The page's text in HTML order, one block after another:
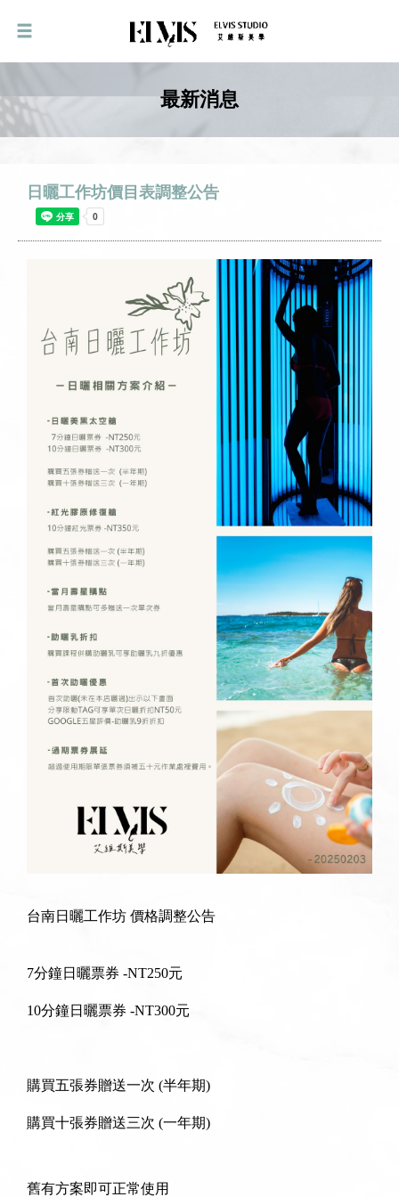
最新消息
日曬工作坊價目表調整公告
台南日曬工作坊 價格調整公告
7分鐘日曬票券 -NT250元
10分鐘日曬票券 -NT300元
購買五張券贈送一次 (半年期)
購買十張券贈送三次 (一年期)
舊有方案即可正常使用